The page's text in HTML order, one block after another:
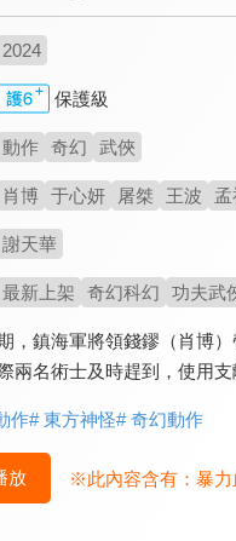
2024
保護級
動作 奇幻 武俠
肖博 于心妍 屠桀 王波
謝天華
最新上架 奇幻科幻 功夫武
，鎮海軍將領錢鏐（肖博
兩名術士及時趕到，使用
作# 東方神怪# 奇幻動作
放 ※此內容含有： 暴力